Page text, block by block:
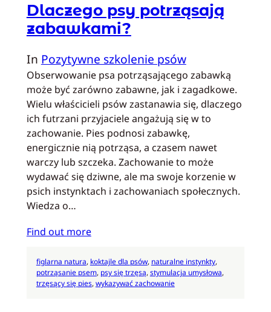
Dlaczego psy potrząsają
zabawkami?
In Pozytywne szkolenie psów
Obserwowanie psa potrząsającego zabawką
może być zarówno zabawne, jak i zagadkowe.
Wielu właścicieli psów zastanawia się, dlaczego
ich futrzani przyjaciele angażują się w to
zachowanie. Pies podnosi zabawkę,
energicznie nią potrząsa, a czasem nawet
warczy lub szczeka. Zachowanie to może
wydawać się dziwne, ale ma swoje korzenie w
psich instynktach i zachowaniach społecznych.
Wiedza o…
Find out more
figlarna natura, koktajle dla psów, naturalne instynkty
potrząsanie psem, psy się trzęsą, stymulacja umysłowa
trzęsący się pies, wykazywać zachowanie